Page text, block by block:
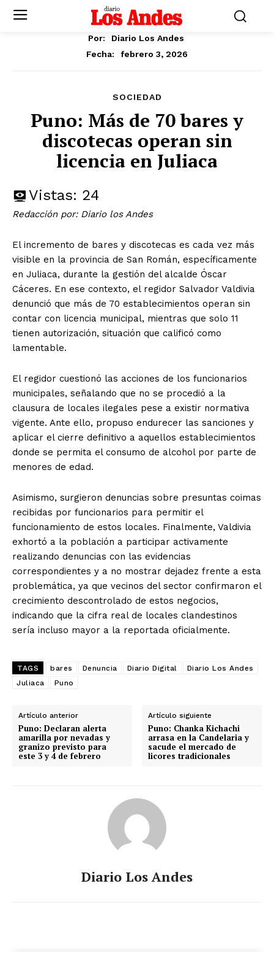
Por:
Diario Los Andes
Fecha:
febrero 3, 2026
SOCIEDAD
Puno: Más de 70 bares y
discotecas operan sin
licencia en Juliaca
Vistas: 24
Redacción por: Diario los Andes
El incremento de bares y discotecas es cada vez más
visible en la provincia de San Román, específicamente
en Juliaca, durante la gestión del alcalde Óscar
Cáceres. En ese contexto, el regidor Salvador Valdivia
denunció que más de 70 establecimientos operan sin
contar con licencia municipal, mientras que solo 11
tienen autorización, situación que calificó como
lamentable.
El regidor cuestionó las acciones de los funcionarios
municipales, señalando que no se procedió a la
clausura de locales ilegales pese a existir normativa
vigente. Ante ello, propuso endurecer las sanciones y
aplicar el cierre definitivo a aquellos establecimientos
donde se permita el consumo de alcohol por parte de
menores de edad.
Asimismo, surgieron denuncias sobre presuntas coimas
recibidas por funcionarios para permitir el
funcionamiento de estos locales. Finalmente, Valdivia
exhortó a la población a participar activamente
realizando denuncias con las evidencias
correspondientes y a no mostrar dejadez frente a esta
problemática, ya que vecinos del sector confirmaron el
crecimiento descontrolado de estos negocios,
indicando que la cifra real de locales clandestinos
sería incluso mayor a la reportada oficialmente.
TAGS bares Denuncia Diario Digital
Diario Los Andes
Juliaca
Puno
Artículo anterior
Puno: Declaran alerta
amarilla por nevadas y
granizo previsto para
este 3 y 4 de febrero
Artículo siguiente
Puno: Chanka Kichachi
arrasa en la Candelaria y
sacude el mercado de
licores tradicionales
Diario Los Andes